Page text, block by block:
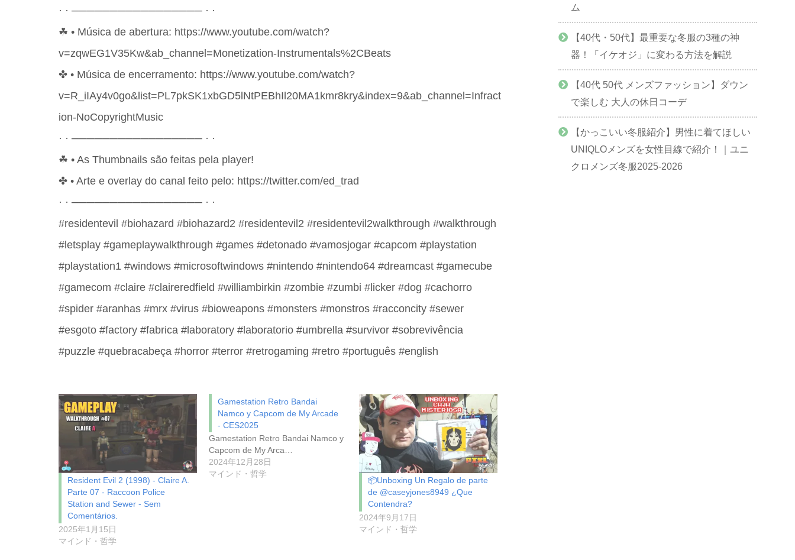
· · ───────────────── · ·
☘ • Música de abertura: https://www.youtube.com/watch?
v=zqwEG1V35Kw&ab_channel=Monetization-Instrumentals%2CBeats
✤ • Música de encerramento: https://www.youtube.com/watch?
v=R_iIAy4v0go&list=PL7pkSK1xbGD5lNtPEBhIl20MA1kmr8kry&index=9&ab_channel=Infract
ion-NoCopyrightMusic
· · ───────────────── · ·
☘ • As Thumbnails são feitas pela player!
✤ • Arte e overlay do canal feito pelo: https://twitter.com/ed_trad
· · ───────────────── · ·
#residentevil #biohazard #biohazard2 #residentevil2 #residentevil2walkthrough #walkthrough
#letsplay #gameplaywalkthrough #games #detonado #vamosjogar #capcom #playstation
#playstation1 #windows #microsoftwindows #nintendo #nintendo64 #dreamcast #gamecube
#gamecom #claire #claireredfield #williambirkin #zombie #zumbi #licker #dog #cachorro
#spider #aranhas #mrx #virus #bioweapons #monsters #monstros #racconcity #sewer
#esgoto #factory #fabrica #laboratory #laboratorio #umbrella #survivor #sobrevivência
#puzzle #quebracabeça #horror #terror #retrogaming #retro #português #english
Resident Evil 2 (1998) - Claire A.
Parte 07 - Raccoon Police
Station and Sewer - Sem
Comentários.
2025年1月15日
マインド・哲学
Gamestation Retro Bandai
Namco y Capcom de My Arcade
- CES2025
Gamestation Retro Bandai Namco y
Capcom de My Arca…
2024年12月28日
マインド・哲学
📦Unboxing Un Regalo de parte
de @caseyjones8949 ¿Que
Contendra?
2024年9月17日
マインド・哲学
ム
【40代・50代】最重要な冬服の3種の神
器！「イケオジ」に変わる方法を解説
【40代 50代 メンズファッション】ダウン
で楽しむ 大人の休日コーデ
【かっこいい冬服紹介】男性に着てほしい
UNIQLOメンズを女性目線で紹介！｜ユニ
クロメンズ冬服2025-2026